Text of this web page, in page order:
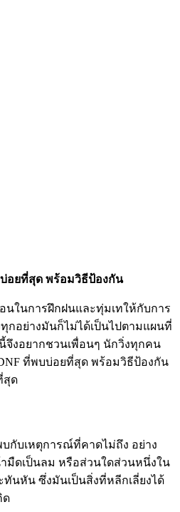
อยที่สุด พร้อมวิธีป้องกัน
อนในการฝึกฝนและทุ่มเทให้กับการ
กอย่างมันก็ไม่ได้เป็นไปตามแผนที่
จึงอยากชวนเพื่อนๆ นักวิ่งทุกคน
ที่พบบ่อยที่สุด พร้อมวิธีป้องกัน
สุด
บกับเหตุการณ์ที่คาดไม่ถึง อย่าง
มืดเป็นลม หรือส่วนใดส่วนหนึ่งใน
ทันหัน ซึ่งมันเป็นสิ่งที่หลีกเลี่ยงได้
ด